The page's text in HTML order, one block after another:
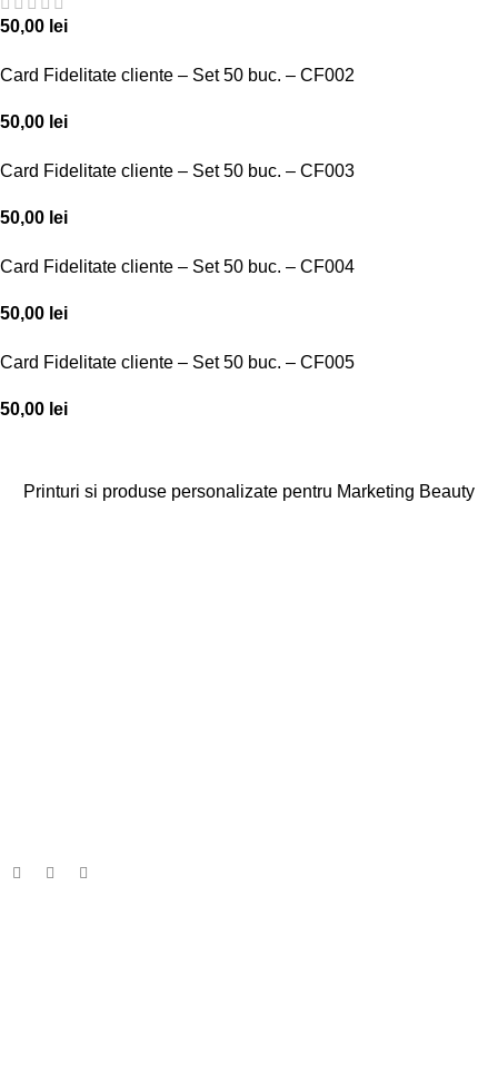
50,00 lei
Card Fidelitate cliente – Set 50 buc. – CF002
50,00 lei
Card Fidelitate cliente – Set 50 buc. – CF003
50,00 lei
Card Fidelitate cliente – Set 50 buc. – CF004
50,00 lei
Card Fidelitate cliente – Set 50 buc. – CF005
50,00 lei
Printuri si produse personalizate pentru Marketing Beauty